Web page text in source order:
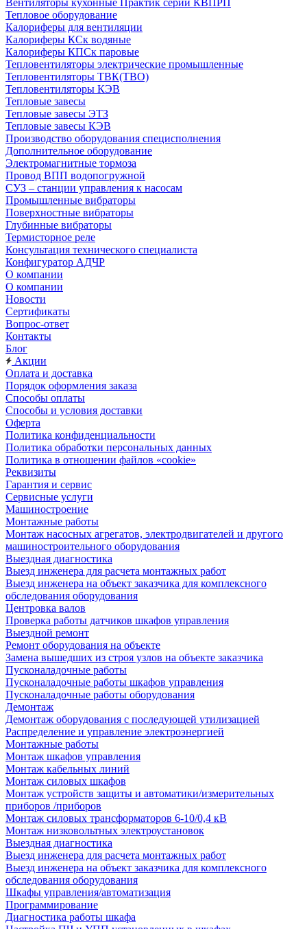
Вентиляторы кухонные Практик серии КВПРП
Тепловое оборудование
Калориферы для вентиляции
Калориферы КСк водяные
Калориферы КПСк паровые
Тепловентиляторы электрические промышленные
Тепловентиляторы ТВК(ТВО)
Тепловентиляторы КЭВ
Тепловые завесы
Тепловые завесы ЭТЗ
Тепловые завесы КЭВ
Производство оборудования специсполнения
Дополнительное оборудование
Электромагнитные тормоза
Провод ВПП водопогружной
СУЗ – станции управления к насосам
Промышленные вибраторы
Поверхностные вибраторы
Глубинные вибраторы
Термисторное реле
Консультация технического специалиста
Конфигуратор АДЧР
О компании
О компании
Новости
Сертификаты
Вопрос-ответ
Контакты
Блог
Акции
Оплата и доставка
Порядок оформления заказа
Способы оплаты
Способы и условия доставки
Оферта
Политика конфиденциальности
Политика обработки персональных данных
Политика в отношении файлов «cookie»
Реквизиты
Гарантия и сервис
Сервисные услуги
Машиностроение
Монтажные работы
Монтаж насосных агрегатов, электродвигателей и другого
машиностроительного оборудования
Выездная диагностика
Выезд инженера для расчета монтажных работ
Выезд инженера на объект заказчика для комплексного
обследования оборудования
Центровка валов
Проверка работы датчиков шкафов управления
Выездной ремонт
Ремонт оборудования на объекте
Замена вышедших из строя узлов на объекте заказчика
Пусконаладочные работы
Пусконаладочные работы шкафов управления
Пусконаладочные работы оборудования
Демонтаж
Демонтаж оборудования с последующей утилизацией
Распределение и управление электроэнергией
Монтажные работы
Монтаж шкафов управления
Монтаж кабельных линий
Монтаж силовых шкафов
Монтаж устройств защиты и автоматики/измерительных
приборов /приборов
Монтаж силовых трансформаторов 6-10/0,4 кВ
Монтаж низковольтных электроустановок
Выездная диагностика
Выезд инженера для расчета монтажных работ
Выезд инженера на объект заказчика для комплексного
обследования оборудования
Шкафы управления/автоматизация
Программирование
Диагностика работы шкафа